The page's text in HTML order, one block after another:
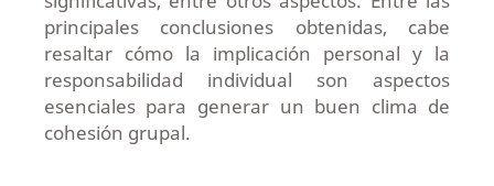
principales conclusiones obtenidas, cabe
resaltar cómo la implicación personal y la
responsabilidad individual son aspectos
esenciales para generar un buen clima de
cohesión grupal.